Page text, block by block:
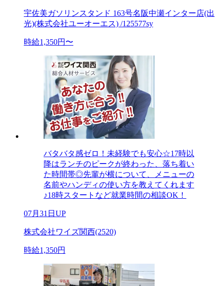
宇佐美ガソリンスタンド 163号名阪中瀬インター店(出
光)(株式会社ユーオーエス) /125577sy
時給1,350円〜
バタバタ感ゼロ！未経験でも安心☆17時以
降はランチのピークが終わった、落ち着い
た時間帯◎先輩が横について、メニューの
名前やハンディの使い方を教えてくれます
♪18時スタートなど就業時間の相談OK！
07月31日UP
株式会社ワイズ関西(2520)
時給1,350円